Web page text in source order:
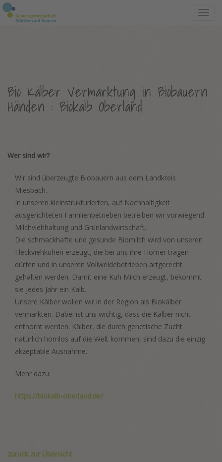
Bio Kälber Vermarktung in Biobauern
Händen : Biokalb Oberland
Wer sind wir?
Wir sind überzeugte Biobauern aus dem Landkreis
Miesbach.
In unseren kleinstrukturierten, auf Nachhaltigkeit
ausgerichteten Familienbetrieben betreiben wir vorwiegend
Milchviehhaltung und Grünlandwirtschaft.
Die schmackhafte und gesunde Biomilch wird von unseren
Fleckviehkühen erzeugt, die bei uns ihre Hörner tragen
dürfen und in unseren Vollweidebetrieben artgerecht
gehalten werden. Damit eine Kuh Milch erzeugt, bekommt
sie jedes Jahr ein Kalb.
Unsere Kälber wollen wir in der Region als Biokälber
vermarkten. Dabei ist uns wichtig, dass die Kälber nicht
enthornt werden. Kälber, die durch genetische Zucht
natürlich hornlos auf die Welt kommen, sind dazu die einzig
akzeptable Ausnahme.
Mehr dazu:
https://biokalb-oberland.de/
zurück zur Übersicht